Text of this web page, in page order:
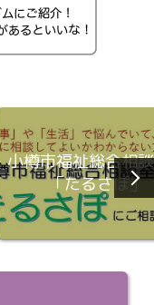
小樽市福祉総合
「たるさぽ」